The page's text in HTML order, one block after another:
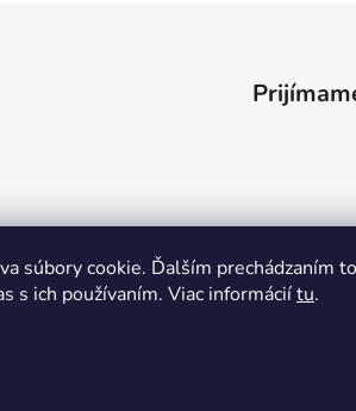
súbory cookie. Ďalším prechádzaním
s ich používaním. Viac informáciítu.